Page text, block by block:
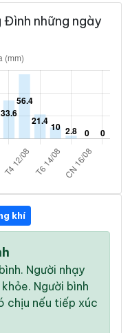
Đình những ngày
khí
Người nhạy
Người bình
chịu nếu tiếp xúc